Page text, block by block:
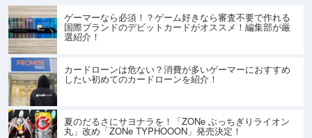
ゲーマーなら必須！？ゲーム好きなら審査不要で作れる
国際ブランドのデビットカードがオススメ！編集部が厳
選紹介！
カードローンは危ない？消費が多いゲーマーにおすすめ
したい初めてのカードローンを紹介！
夏のだるさにサヨナラを！「ZONe ぶっちぎりライオン
丸」改め「ZONe TYPHOOON」発売決定！